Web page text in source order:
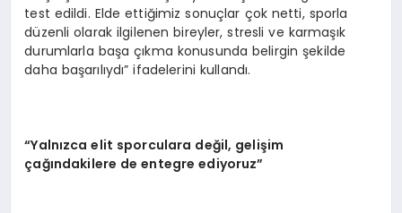
test edildi. Elde ettiğimiz sonuçlar çok netti, sporla
düzenli olarak ilgilenen bireyler, stresli ve karmaşık
durumlarla başa çıkma konusunda belirgin şekilde
daha başarılıydı” ifadelerini kullandı.
“Yalnızca elit sporculara değil, gelişim
çağındakilere de entegre ediyoruz”